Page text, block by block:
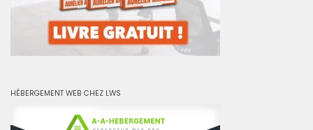
HÉBERGEMENT WEB CHEZ LWS